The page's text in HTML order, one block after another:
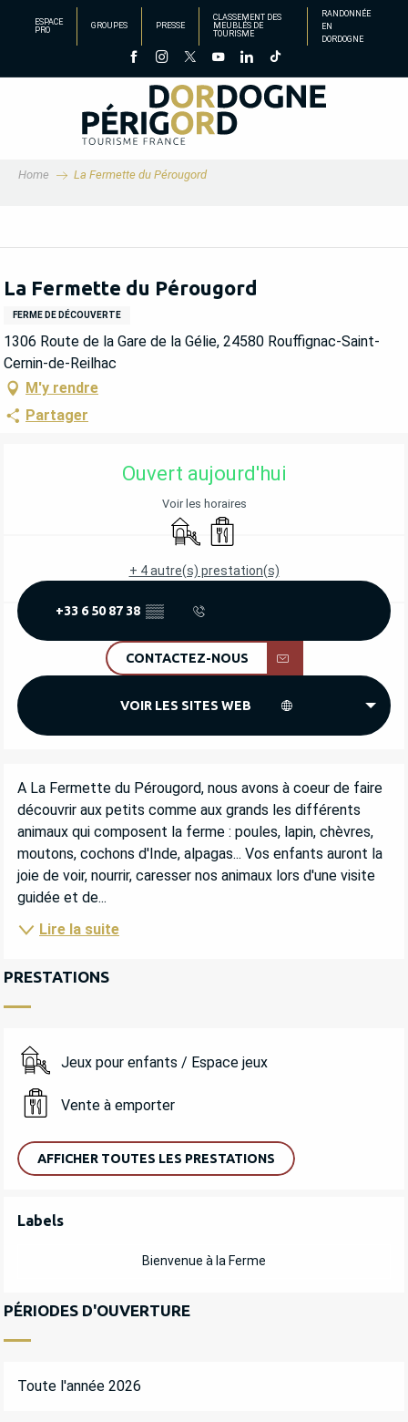
principal
ESPACE
PRO
GROUPES PRESSE
CLASSEMENT DES
MEUBLÉS DE
TOURISME
RANDONNÉE
EN
DORDOGNE
Home La Fermette du Pérougord
La Fermette du Pérougord
FERME DE DÉCOUVERTE
1306 Route de la Gare de la Gélie, 24580 Rouffignac-Saint-
Cernin-de-Reilhac
M'y rendre
Partager
OUVERTURE ET COORDONNÉES
Ouvert aujourd'hui
Voir les horaires
Jeux pour enfants / Espace jeux
Vente à emporter
+ 4 autre(s) prestation(s)
+33 6 50 87 38 ▒▒
CONTACTEZ-NOUS
VOIR LES SITES WEB
DESCRIPTION
A La Fermette du Pérougord, nous avons à coeur de faire
découvrir aux petits comme aux grands les différents
animaux qui composent la ferme : poules, lapin, chèvres,
moutons, cochons d'Inde, alpagas... Vos enfants auront la
joie de voir, nourrir, caresser nos animaux lors d'une visite
guidée et de...
Lire la suite
PRESTATIONS
Jeux pour enfants / Espace jeux
Vente à emporter
AFFICHER TOUTES LES PRESTATIONS
OFFRES DE PRESTATIONS
Labels
Labels
Bienvenue à la Ferme
PÉRIODES D'OUVERTURE
Toute l'année 2026